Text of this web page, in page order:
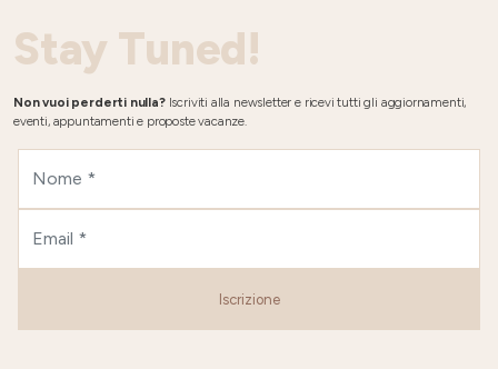
Stay Tuned!
Non vuoi perderti nulla?Iscriviti alla newsletter e ricevi tutti gli aggiornamenti,
eventi, appuntamenti e proposte vacanze.
Iscrizione